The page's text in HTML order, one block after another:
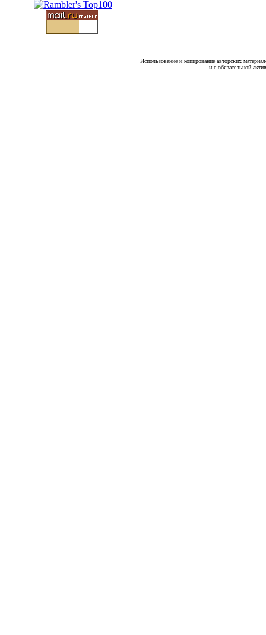
Использование и копирование авторских
и с обязательной